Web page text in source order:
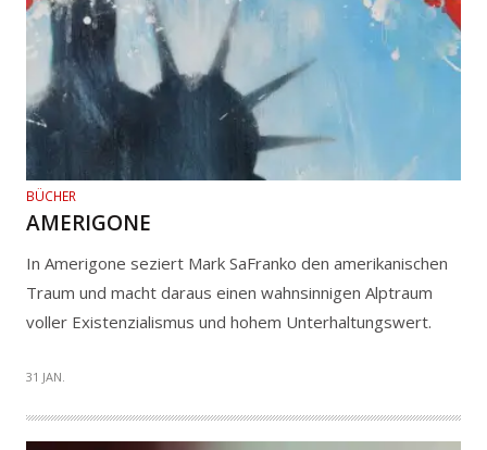
BÜCHER
AMERIGONE
In Amerigone seziert Mark SaFranko den amerikanischen
Traum und macht daraus einen wahnsinnigen Alptraum
voller Existenzialismus und hohem Unterhaltungswert.
31 JAN.